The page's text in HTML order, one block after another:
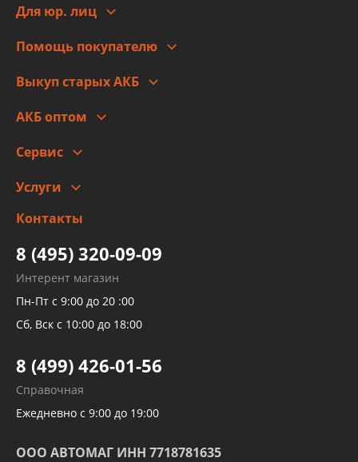
Новости
Правовая информация
Для юр. лиц
Помощь покупателю
Оплата
Гарантии и возврат
Выкуп старых АКБ
АКБ оптом
Сервис
Заправка кондиционера авто
Детейлинг
Услуги
высокого давления
Тормозных трубок
Рукавов гидроусилителей
Рукавов компрессоров и турбин
Трубок кондиционеров
Развертка пайка медных стальных
алюминиевых трубок и штуцеров
Контакты
8 (495) 320-09-09
Интерент магазин
Пн-Пт с 9:00 до 20 :00
Сб, Вск с 10:00 до 18:00
8 (499) 426-01-56
Справочная
Ежедневно с 9:00 до 19:00
ООО АВТОМАГ ИНН 7718781635